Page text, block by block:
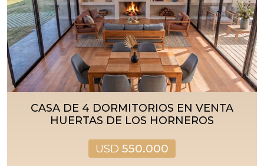
CASA DE 4 DORMITORIOS EN VENTA
HUERTAS DE LOS HORNEROS
USD 550.000